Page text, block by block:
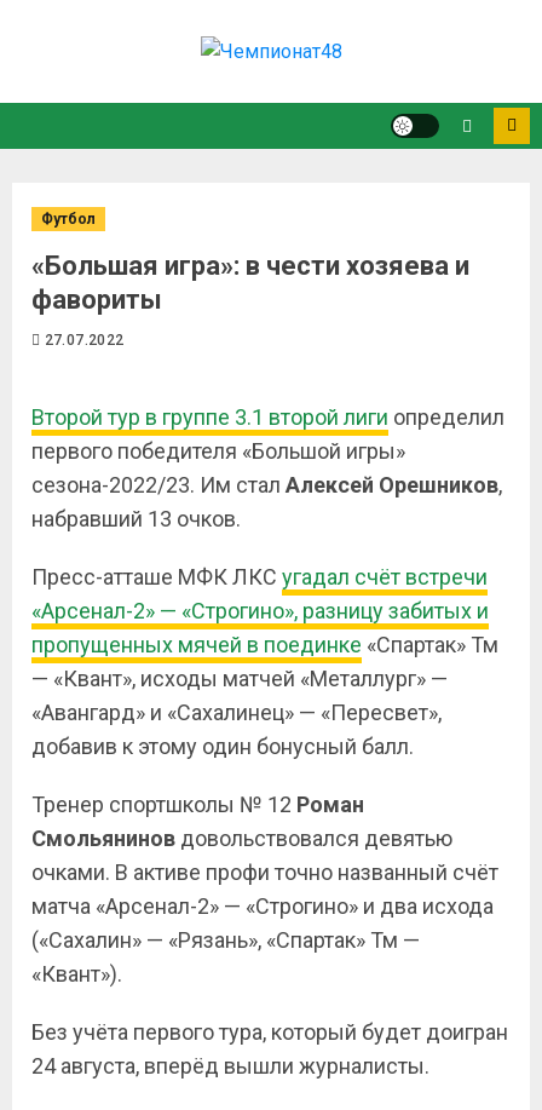
Футбол
«Большая игра»: в чести хозяева и
фавориты
27.07.2022
Второй тур в группе 3.1 второй лиги определил
первого победителя «Большой игры»
сезона-2022/23. Им стал Алексей Орешников,
набравший 13 очков.
Пресс-атташе МФК ЛКС угадал счёт встречи
«Арсенал-2» — «Строгино», разницу забитых и
пропущенных мячей в поединке «Спартак» Тм
— «Квант», исходы матчей «Металлург» —
«Авангард» и «Сахалинец» — «Пересвет»,
добавив к этому один бонусный балл.
Тренер спортшколы № 12 Роман
Смольянинов довольствовался девятью
очками. В активе профи точно названный счёт
матча «Арсенал-2» — «Строгино» и два исхода
(«Сахалин» — «Рязань», «Спартак» Тм —
«Квант»).
Без учёта первого тура, который будет доигран
24 августа, вперёд вышли журналисты.